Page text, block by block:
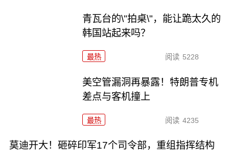
青瓦台的\"拍桌\"，能让跪太久的
韩国站起来吗？
最热 阅读 5228
美空管漏洞再暴露！特朗普专机
差点与客机撞上
最热 阅读 4235
莫迪开大！砸碎印军17个司令部，重组指挥结构